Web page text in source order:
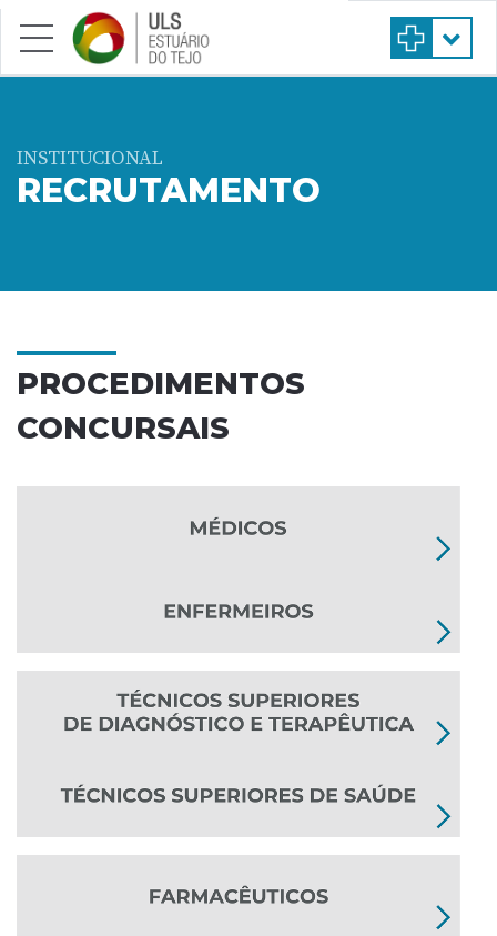
Saltar para conteúdo principal
INSTITUCIONAL
RECRUTAMENTO
PROCEDIMENTOS
CONCURSAIS